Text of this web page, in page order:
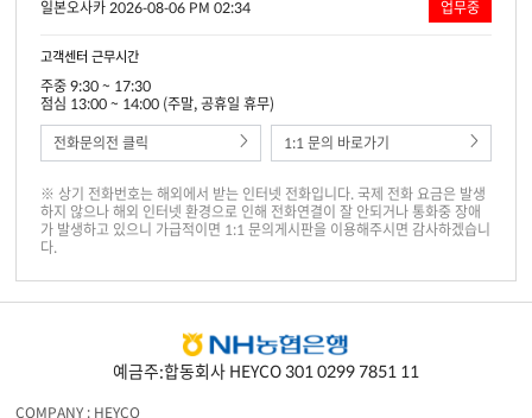
일본오사카 2026-08-06 PM 02:34 업무중
고객센터 근무시간
주중 9:30 ~ 17:30
점심 13:00 ~ 14:00 (주말, 공휴일 휴무)
전화문의전 클릭
1:1 문의 바로가기
※ 상기 전화번호는 해외에서 받는 인터넷 전화입니다. 국제 전화 요금은 발생
하지 않으나 해외 인터넷 환경으로 인해 전화연결이 잘 안되거나 통화중 장애
가 발생하고 있으니 가급적이면 1:1 문의게시판을 이용해주시면 감사하겠습니
다.
예금주:합동회사 HEYCO 301 0299 7851 11
COMPANY : HEYCO